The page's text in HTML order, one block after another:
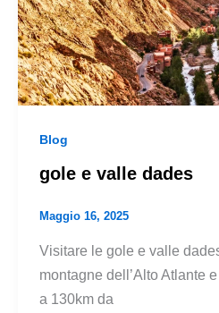
Blog
gole e valle dades
Maggio 16, 2025
Visitare le gole e valle
montagne dell’Alto Atlante
a 130km da